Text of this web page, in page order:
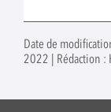
alphabétique.
Date de
2022 | Rédaction :